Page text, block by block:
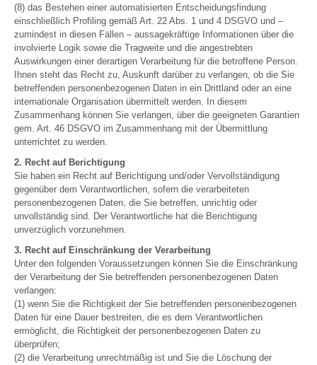
(8) das Bestehen einer automatisierten Entscheidungsfindung
einschließlich Profiling gemäß Art. 22 Abs. 1 und 4 DSGVO und –
zumindest in diesen Fällen – aussagekräftige Informationen über die
involvierte Logik sowie die Tragweite und die angestrebten
Auswirkungen einer derartigen Verarbeitung für die betroffene Person.
Ihnen steht das Recht zu, Auskunft darüber zu verlangen, ob die Sie
betreffenden personenbezogenen Daten in ein Drittland oder an eine
internationale Organisation übermittelt werden. In diesem
Zusammenhang können Sie verlangen, über die geeigneten Garantien
gem. Art. 46 DSGVO im Zusammenhang mit der Übermittlung
unterrichtet zu werden.
2. Recht auf Berichtigung
Sie haben ein Recht auf Berichtigung und/oder Vervollständigung
gegenüber dem Verantwortlichen, sofern die verarbeiteten
personenbezogenen Daten, die Sie betreffen, unrichtig oder
unvollständig sind. Der Verantwortliche hat die Berichtigung
unverzüglich vorzunehmen.
3. Recht auf Einschränkung der Verarbeitung
Unter den folgenden Voraussetzungen können Sie die Einschränkung
der Verarbeitung der Sie betreffenden personenbezogenen Daten
verlangen:
(1) wenn Sie die Richtigkeit der Sie betreffenden personenbezogenen
Daten für eine Dauer bestreiten, die es dem Verantwortlichen
ermöglicht, die Richtigkeit der personenbezogenen Daten zu
überprüfen;
(2) die Verarbeitung unrechtmäßig ist und Sie die Löschung der